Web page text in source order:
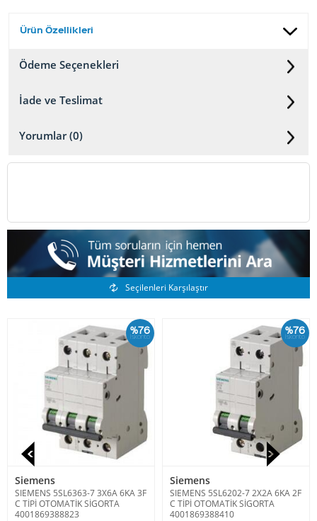
Ürün Özellikleri
Ödeme Seçenekleri
İade ve Teslimat
Yorumlar (0)
Benzer Ürünler
Seçilenleri Karşılaştır
%76
İskonto
Siemens
SIEMENS 5SL6363-7 3X6A 6KA 3F
C TİPİ OTOMATİK SİGORTA
4001869388823
%76
İskonto
Siemens
SIEMENS 5SL6202-7 2X2A 6KA 2F
C TİPİ OTOMATİK SİGORTA
4001869388410